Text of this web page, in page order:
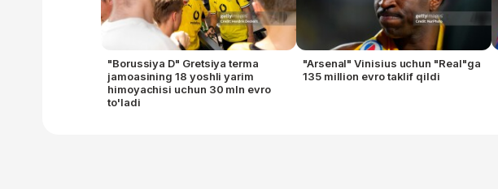
"Borussiya D" Gretsiya terma
jamoasining 18 yoshli yarim
himoyachisi uchun 30 mln evro
to'ladi
"Arsenal" Vinisius uchun "Real"ga
135 million evro taklif qildi